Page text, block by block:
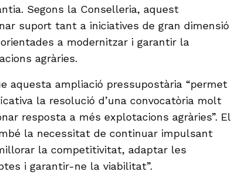
Segons la Conselleria, aquest
suport tant a iniciatives de gran dimensió
a modernitzar i garantir la
agràries.
aquesta ampliació pressupostària “permet
la resolució d’una convocatòria molt
resposta a més explotacions agràries”. El
la necessitat de continuar impulsant
la competitivitat, adaptar les
i garantir-ne la viabilitat”.